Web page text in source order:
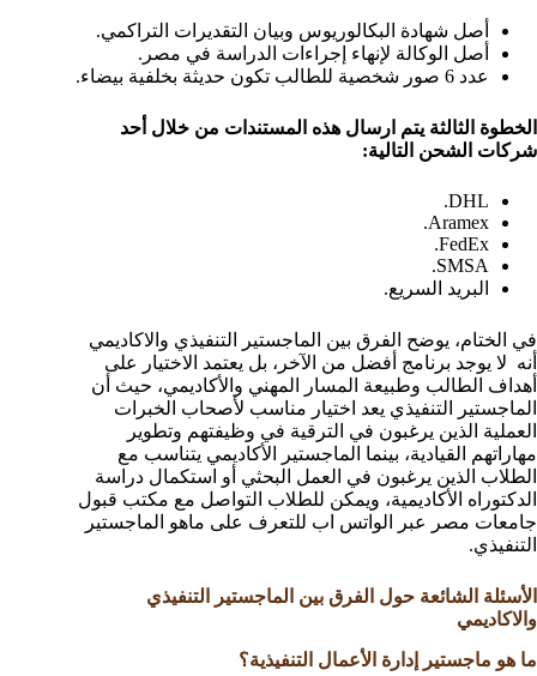
أصل شهادة البكالوريوس وبيان التقديرات التراكمي.
أصل الوكالة لإنهاء إجراءات الدراسة في مصر.
عدد 6 صور شخصية للطالب تكون حديثة بخلفية بيضاء.
الخطوة الثالثة يتم ارسال هذه المستندات من خلال أحد
شركات الشحن التالية:
DHL.
Aramex.
FedEx.
SMSA.
البريد السريع.
في الختام، يوضح الفرق بين الماجستير التنفيذي والاكاديمي
أنه لا يوجد برنامج أفضل من الآخر، بل يعتمد الاختيار على
أهداف الطالب وطبيعة المسار المهني والأكاديمي، حيث أن
الماجستير التنفيذي يعد اختيار مناسب لأصحاب الخبرات
العملية الذين يرغبون في الترقية في وظيفتهم وتطوير
مهاراتهم القيادية، بينما الماجستير الأكاديمي يتناسب مع
الطلاب الذين يرغبون في العمل البحثي أو استكمال دراسة
الدكتوراه الأكاديمية، ويمكن للطلاب التواصل مع مكتب قبول
جامعات مصر عبر الواتس اب للتعرف على ماهو الماجستير
التنفيذي.
الأسئلة الشائعة حول الفرق بين الماجستير التنفيذي
والاكاديمي
ما هو ماجستير إدارة الأعمال التنفيذية؟